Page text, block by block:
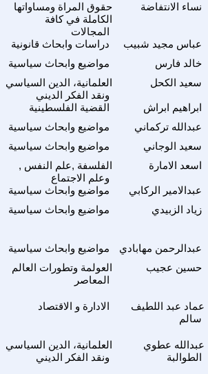
حقوق المراة ومساواتها
الكاملة في كافة
المجالات
نساء الانتفاضة
دراسات وابحاث قانونية عباس مجيد شبيب
مواضيع وابحاث سياسية
خالد فارس
العلمانية، الدين السياسي
ونقد الفكر الديني
سعيد الكحل
القضية الفلسطينية ابراهيم ابراش
مواضيع وابحاث سياسية
عبدالله تركماني
مواضيع وابحاث سياسية
سعيد الوجاني
الفلسفة ,علم النفس ,
وعلم الاجتماع
اسعد الامارة
مواضيع وابحاث سياسية عبدالامير الركابي
مواضيع وابحاث سياسية
زياد الزبيدي
مواضيع وابحاث سياسية عبدالرحمن مهابادي
العولمة وتطورات العالم
المعاصر
حسين عجيب
الادارة و الاقتصاد
عماد عبد اللطيف
سالم
العلمانية، الدين السياسي
ونقد الفكر الديني
عبدالله عطوي
الطوالبة